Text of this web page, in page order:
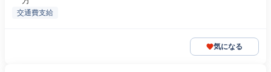
交通費支給
気になる